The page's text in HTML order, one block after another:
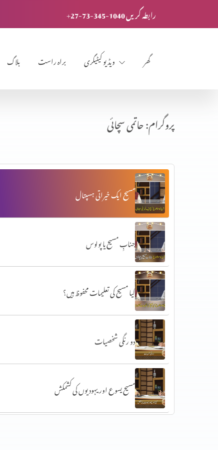
+27-73-345-1040 رابطہ کریں
بلاگ براہ راست ویڈیو کیٹیگری گھر
پروگرام: حاتمی سچائی
مسیح ایک خیراتی ہسپتال
جنابِ مسیح یا پولوس
کیا مسیح کی تعلیمات محفوظ ہیں؟
دو رنگی شخصیات
مسیح یسوع اور یہودیوں کی کشمکش